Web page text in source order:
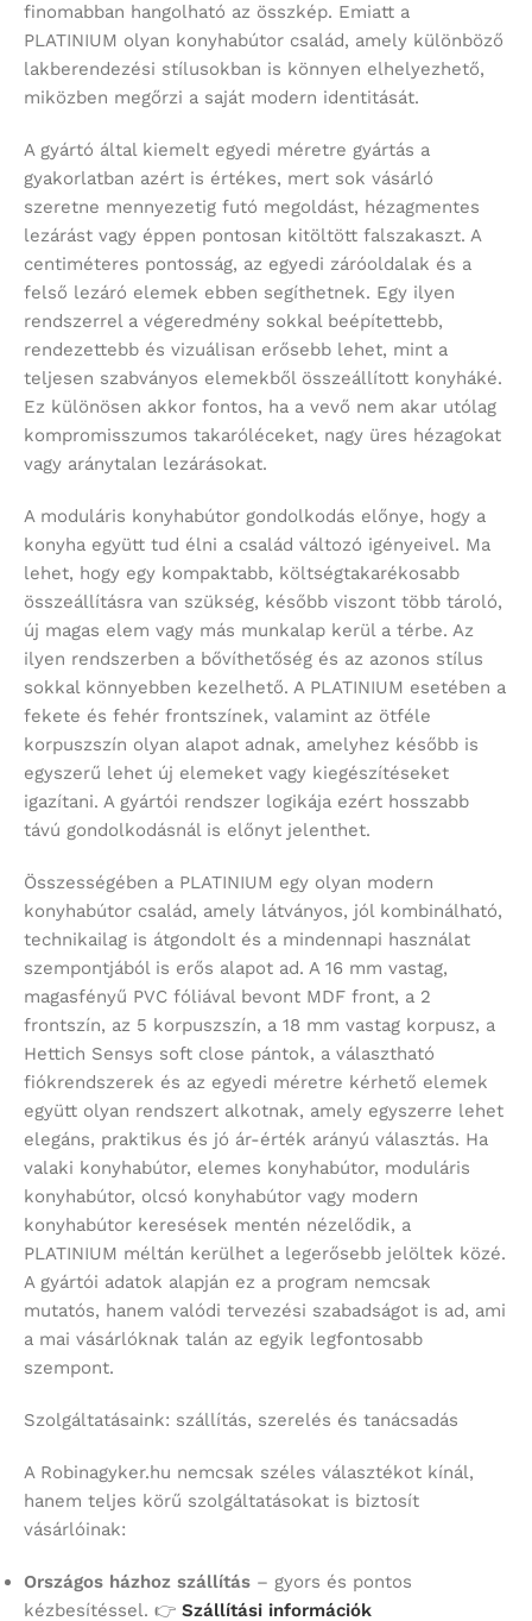
finomabban hangolható az összkép. Emiatt a
PLATINIUM olyan konyhabútor család, amely különböző
lakberendezési stílusokban is könnyen elhelyezhető,
miközben megőrzi a saját modern identitását.
A gyártó által kiemelt egyedi méretre gyártás a
gyakorlatban azért is értékes, mert sok vásárló
szeretne mennyezetig futó megoldást, hézagmentes
lezárást vagy éppen pontosan kitöltött falszakaszt. A
centiméteres pontosság, az egyedi záróoldalak és a
felső lezáró elemek ebben segíthetnek. Egy ilyen
rendszerrel a végeredmény sokkal beépítettebb,
rendezettebb és vizuálisan erősebb lehet, mint a
teljesen szabványos elemekből összeállított konyháké.
Ez különösen akkor fontos, ha a vevő nem akar utólag
kompromisszumos takaróléceket, nagy üres hézagokat
vagy aránytalan lezárásokat.
A moduláris konyhabútor gondolkodás előnye, hogy a
konyha együtt tud élni a család változó igényeivel. Ma
lehet, hogy egy kompaktabb, költségtakarékosabb
összeállításra van szükség, később viszont több tároló,
új magas elem vagy más munkalap kerül a térbe. Az
ilyen rendszerben a bővíthetőség és az azonos stílus
sokkal könnyebben kezelhető. A PLATINIUM esetében a
fekete és fehér frontszínek, valamint az ötféle
korpuszszín olyan alapot adnak, amelyhez később is
egyszerű lehet új elemeket vagy kiegészítéseket
igazítani. A gyártói rendszer logikája ezért hosszabb
távú gondolkodásnál is előnyt jelenthet.
Összességében a PLATINIUM egy olyan modern
konyhabútor család, amely látványos, jól kombinálható,
technikailag is átgondolt és a mindennapi használat
szempontjából is erős alapot ad. A 16 mm vastag,
magasfényű PVC fóliával bevont MDF front, a 2
frontszín, az 5 korpuszszín, a 18 mm vastag korpusz, a
Hettich Sensys soft close pántok, a választható
fiókrendszerek és az egyedi méretre kérhető elemek
együtt olyan rendszert alkotnak, amely egyszerre lehet
elegáns, praktikus és jó ár-érték arányú választás. Ha
valaki konyhabútor, elemes konyhabútor, moduláris
konyhabútor, olcsó konyhabútor vagy modern
konyhabútor keresések mentén nézelődik, a
PLATINIUM méltán kerülhet a legerősebb jelöltek közé.
A gyártói adatok alapján ez a program nemcsak
mutatós, hanem valódi tervezési szabadságot is ad, ami
a mai vásárlóknak talán az egyik legfontosabb
szempont.
Szolgáltatásaink: szállítás, szerelés és tanácsadás
A Robinagyker.hu nemcsak széles választékot kínál,
hanem teljes körű szolgáltatásokat is biztosít
vásárlóinak:
Országos házhoz szállítás – gyors és pontos
kézbesítéssel. 👉 Szállítási információk